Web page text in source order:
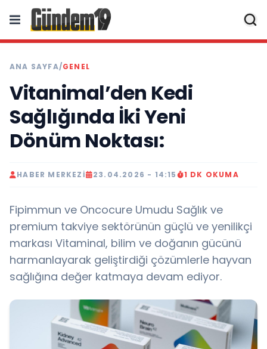
ANA SAYFA/GENEL
Vitanimal’den Kedi
Sağlığında İki Yeni
Dönüm Noktası:
HABER MERKEZI 23.04.2026 - 14:15 1 DK OKUMA
Fipimmun ve Oncocure Umudu Sağlık ve
premium takviye sektörünün güçlü ve yenilikçi
markası Vitaminal, bilim ve doğanın gücünü
harmanlayarak geliştirdiği çözümlerle hayvan
sağlığına değer katmaya devam ediyor.